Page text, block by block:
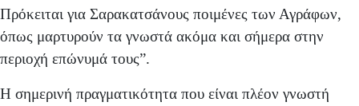
Πρόκειται για Σαρακατσάνους ποιμένες των Αγρά­φων,
όπως μαρτυρούν τα γνωστά ακόμα και σήμερα στην
περιοχή επώνυμά τους”.
Η σημερινή πραγματικότητα που είναι πλέον γνωστή